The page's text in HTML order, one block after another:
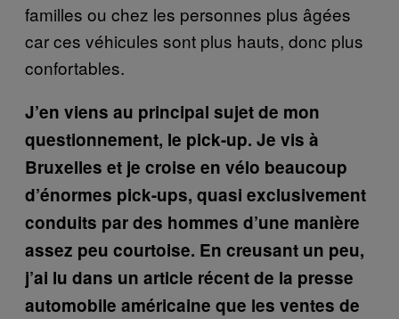
familles ou chez les personnes plus âgées
car ces véhicules sont plus hauts, donc plus
confortables.
J’en viens au principal sujet de mon
questionnement, le pick-up. Je vis à
Bruxelles et je croise en vélo beaucoup
d’énormes pick-ups, quasi exclusivement
conduits par des hommes d’une manière
assez peu courtoise. En creusant un peu,
j’ai lu dans un article récent de la presse
automobile américaine que les ventes de